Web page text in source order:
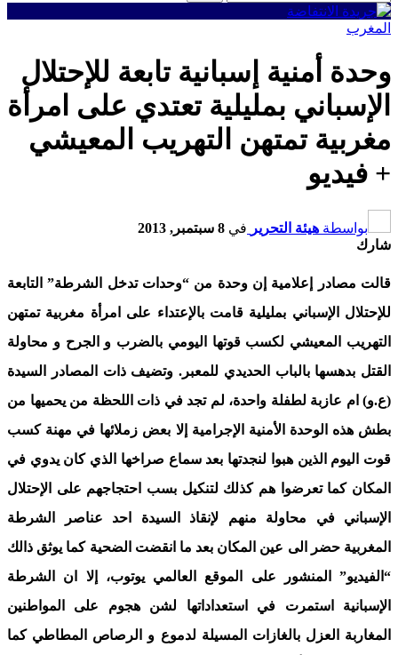
المغرب
وحدة أمنية إسبانية تابعة للإحتلال
الإسباني بمليلية تعتدي على امرأة
مغربية تمتهن التهريب المعيشي
+ فيديو
بواسطة هيئة التحرير في 8 سبتمبر, 2013
شارك
قالت مصادر إعلامية إن وحدة من “وحدات تدخل الشرطة” التابعة
للإحتلال الإسباني بمليلية قامت بالإعتداء على امرأة مغربية تمتهن
التهريب المعيشي لكسب قوتها اليومي بالضرب و الجرح و محاولة
القتل بدهسها بالباب الحديدي للمعبر. وتضيف ذات المصادر السيدة
(ع.و) ام عازبة لطفلة واحدة، لم تجد في ذات اللحظة من يحميها من
بطش هذه الوحدة الأمنية الإجرامية إلا بعض زملائها في مهنة كسب
قوت اليوم الذين هبوا لنجدتها بعد سماع صراخها الذي كان يدوي في
المكان كما تعرضوا هم كذلك لتنكيل بسب احتجاجهم على الإحتلال
الإسباني في محاولة منهم لإنقاذ السيدة احد عناصر الشرطة
المغربية حضر الى عين المكان بعد ما انقضت الضحية كما يوثق ذالك
“الفيديو” المنشور على الموقع العالمي يوتوب، إلا ان الشرطة
الإسبانية استمرت في استعداداتها لشن هجوم على المواطنين
المغاربة العزل بالغازات المسيلة لدموع و الرصاص المطاطي كما